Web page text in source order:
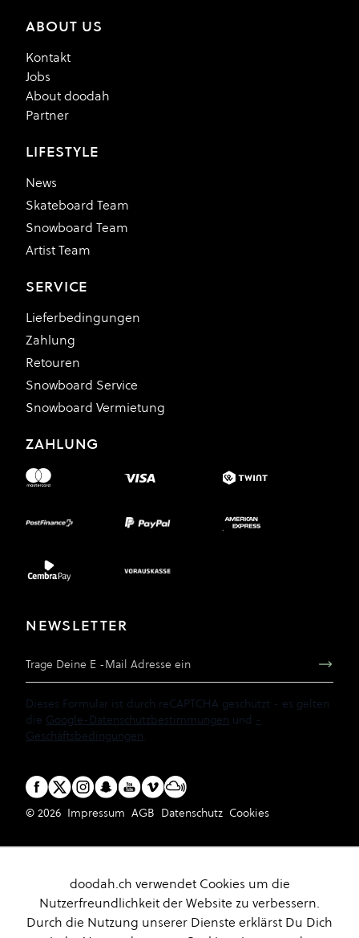
ABOUT US
Kontakt
Jobs
About doodah
Partner
LIFESTYLE
News
Skateboard Team
Snowboard Team
Artist Team
SERVICE
Lieferbedingungen
Zahlung
Retouren
Snowboard Service
Snowboard Vermietung
ZAHLUNG
NEWSLETTER
Dieses Formular ist durch reCAPTCHA geschützt - es gelten
die Google-Datenschutzbestimmungen und -
Geschäftsbedingungen.
© 2026 Impressum AGB Datenschutz Cookies
doodah.ch verwendet Cookies um die
Nutzerfreundlichkeit der Website zu verbessern.
Durch die Nutzung unserer Dienste erklärst Du Dich